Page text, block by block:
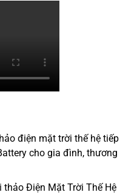
điện mặt trời thế hệ tiếp
cho gia đình, thương
thảo Điện Mặt Trời Thế Hệ